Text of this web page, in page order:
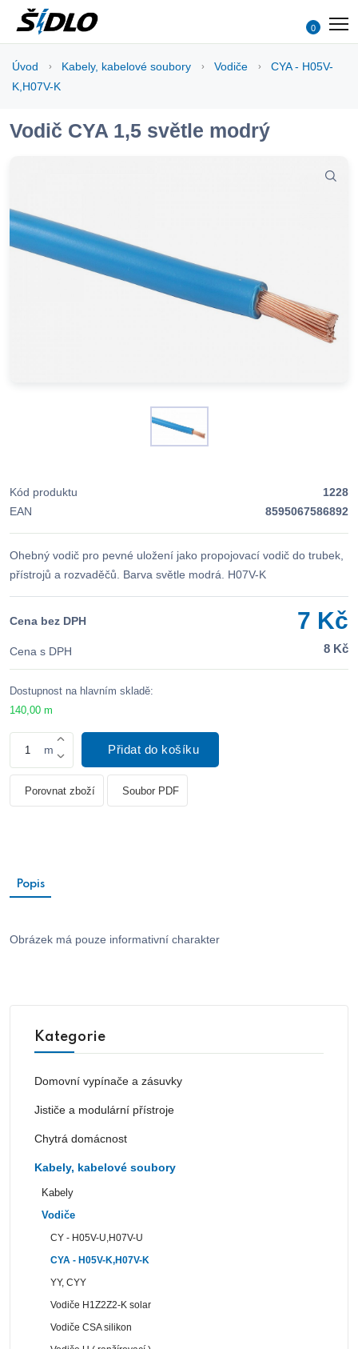
0
Úvod Kabely, kabelové soubory Vodiče
CYA - H05V-
K,H07V-K
Vodič CYA 1,5 světle modrý
Kód produktu
1228
EAN
8595067586892
Ohebný vodič pro pevné uložení jako propojovací vodič do trubek,
přístrojů a rozvaděčů. Barva světle modrá. H07V-K
Cena bez DPH 7 Kč
Cena s DPH 8 Kč
Dostupnost na hlavním skladě:
140,00 m
m Přidat do košíku
Porovnat zboží Soubor PDF
Popis
Obrázek má pouze informativní charakter
Kategorie
Domovní vypínače a zásuvky
Jističe a modulární přístroje
Chytrá domácnost
Kabely, kabelové soubory
Kabely
Vodiče
CY - H05V-U,H07V-U
CYA - H05V-K,H07V-K
YY, CYY
Vodiče H1Z2Z2-K solar
Vodiče CSA silikon